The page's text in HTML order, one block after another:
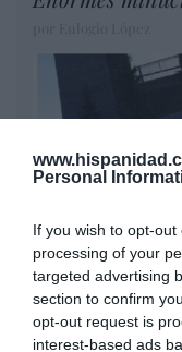
Personal
If you wish to opt-
processing of your
targeted advertising
section to confirm
opt-out request is
interest-based ads
Nokia,
son las